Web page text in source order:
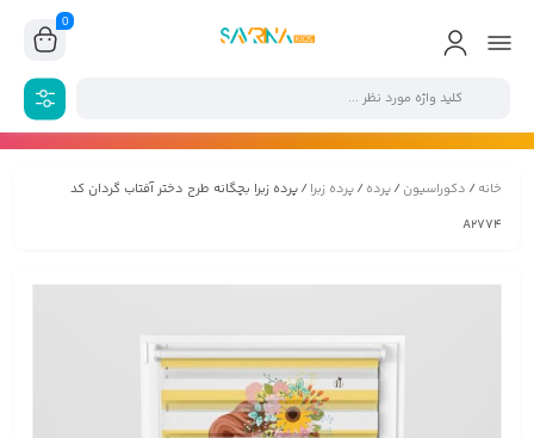
0
خانه/ دکوراسیون/پرده/پرده زبرا/ پرده زبرا بچگانه طرح دختر آفتاب گردان کد
A2774